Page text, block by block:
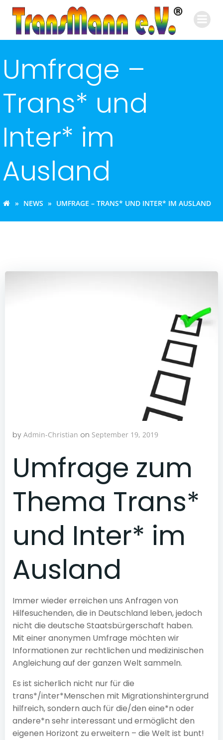
Inhalt
springen
Umfrage –
Trans* und
Inter* im
Ausland
NEWS UMFRAGE – TRANS* UND INTER* IM AUSLAND
by Admin-Christian on September 19, 2019
Umfrage zum
Thema Trans*
und Inter* im
Ausland
Immer wieder erreichen uns Anfragen von
Hilfesuchenden, die in Deutschland leben, jedoch
nicht die deutsche Staatsbürgerschaft haben.
Mit einer anonymen Umfrage möchten wir
Informationen zur rechtlichen und medizinischen
Angleichung auf der ganzen Welt sammeln.
Es ist sicherlich nicht nur für die
trans*/inter*Menschen mit Migrationshintergrund
hilfreich, sondern auch für die/den eine*n oder
andere*n sehr interessant und ermöglicht den
eigenen Horizont zu erweitern – die Welt ist bunt!